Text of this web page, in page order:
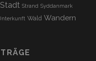
Stadt Strand Syddanmark
Wald Wandern